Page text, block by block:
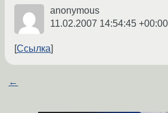
anonymous
11.02.2007 14:54:45 +00:00
Ссылка
←